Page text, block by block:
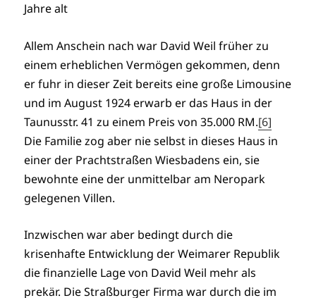
Jahre alt
Allem Anschein nach war David Weil früher zu
einem erheblichen Vermögen gekommen, denn
er fuhr in dieser Zeit bereits eine große Limousine
und im August 1924 erwarb er das Haus in der
Taunusstr. 41 zu einem Preis von 35.000 RM.[6]
Die Familie zog aber nie selbst in dieses Haus in
einer der Prachtstraßen Wiesbadens ein, sie
bewohnte eine der unmittelbar am Neropark
gelegenen Villen.
Inzwischen war aber bedingt durch die
krisenhafte Entwicklung der Weimarer Republik
die finanzielle Lage von David Weil mehr als
prekär. Die Straßburger Firma war durch die im